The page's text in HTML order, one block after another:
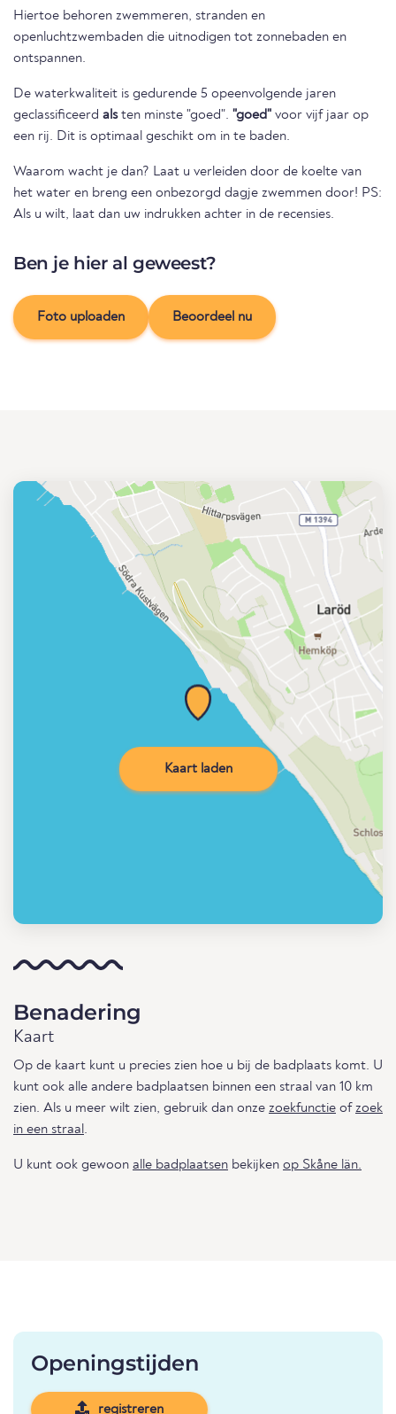
Hiertoe behoren zwemmeren, stranden en
openluchtzwembaden die uitnodigen tot zonnebaden en
ontspannen.
De waterkwaliteit is gedurende 5 opeenvolgende jaren
geclassificeerd alsten minste "goed". "goed" voor vijf jaar op
een rij. Dit is optimaal geschikt om in te baden.
Waarom wacht je dan? Laat u verleiden door de koelte van
het water en breng een onbezorgd dagje zwemmen door! PS:
Als u wilt, laat dan uw indrukken achter in de recensies.
Ben je hier al geweest?
Foto uploaden Beoordeel nu
Kaart laden
Benadering
Kaart
Op de kaart kunt u precies zien hoe u bij de badplaats komt. U
kunt ook alle andere badplaatsen binnen een straal van 10 km
zien. Als u meer wilt zien, gebruik dan onze zoekfunctie ofzoek
in een straal.
U kunt ook gewoon alle badplaatsen bekijken op Skåne län.
Openingstijden
registreren